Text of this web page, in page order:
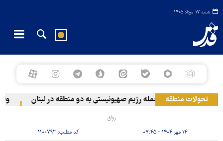
شنبه ۱۷ مرداد ۱۴۰۵
تحولات منطقهحمله رژیم صهیونیستی به دو منطقه در لبنان وقوع
رواق
۱۴ مهر ۱۴۰۴ - ۰۷:۴۵ کد مطلب:۱۱۰۰۷۹۳